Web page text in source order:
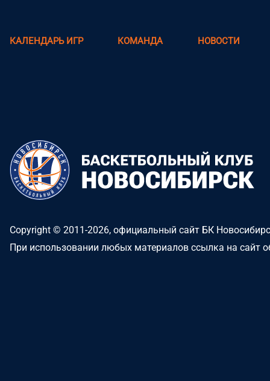
КАЛЕНДАРЬ ИГР КОМАНДА НОВОСТИ
Copyright © 2011-2026, официальный сайт БК
При использовании любых материалов ссылка на сайт